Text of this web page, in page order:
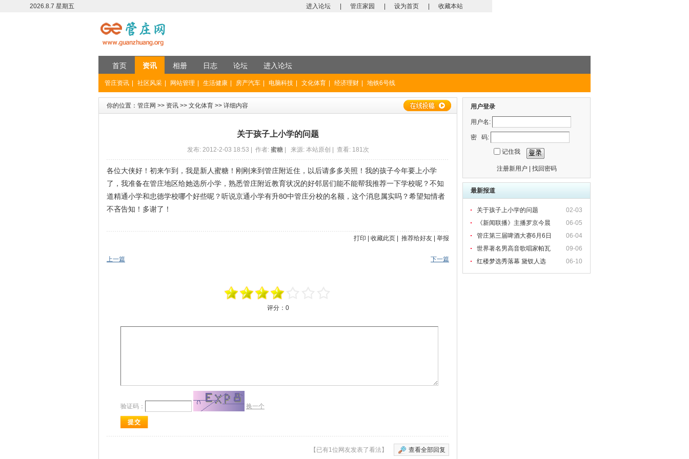
2026.8.7 星期五 进入论坛 管庄家园 设为首页 收藏本站
首页 资讯 相册 日志 论坛 进入论坛
管庄资讯 社区风采 网站管理 生活健康 房产汽车 电脑科技 文化体育 经济理财 地铁6号线
你的位置： 管庄网 >> 资讯 >> 文化体育 >> 详细内容
关于孩子上小学的问题
发布: 2012-2-03 18:53 | 作者: 蜜糖| 来源: 本站原创 | 查看: 181次
各位大侠好！初来乍到，我是新人蜜糖！刚刚来到管庄附近住，以后请多多关照！我的孩子今年要上小学
了，我准备在管庄地区给她选所小学，熟悉管庄附近教育状况的好邻居们能不能帮我推荐一下学校呢？不知
道精通小学和忠德学校哪个好些呢？听说京通小学有升80中管庄分校的名额，这个消息属实吗？希望知情者
不吝告知！多谢了！
打印 收藏此页 推荐给好友 举报
上一篇 下一篇
评分： 0
验证码： 换一个
查看全部回复
【已有1位网友发表了看法】
用户登录
用户名:
密 码:
记住我
注册新用户 找回密码
最新报道
02-03
关于孩子上小学的问题
06-05
《新闻联播》主播罗京今晨
06-04
管庄第三届啤酒大赛6月6日
09-06
世界著名男高音歌唱家帕瓦
06-10
红楼梦选秀落幕 黛钗人选